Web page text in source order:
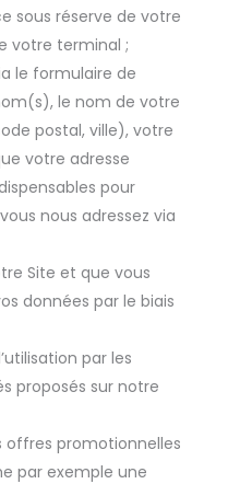
sous réserve de votre
votre terminal ;
le formulaire de
le nom de votre
postal, ville), votre
votre adresse
pour
nous adressez via
Site et que vous
données par le biais
par les
proposés sur notre
offres promotionnelles
par exemple une